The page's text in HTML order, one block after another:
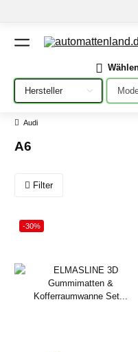
Bitte auswählen
Bitte
Audi
A6
Filter
-30%